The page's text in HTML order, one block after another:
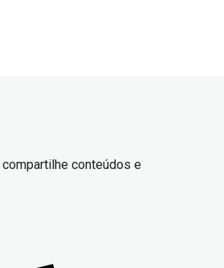
conteúdos e